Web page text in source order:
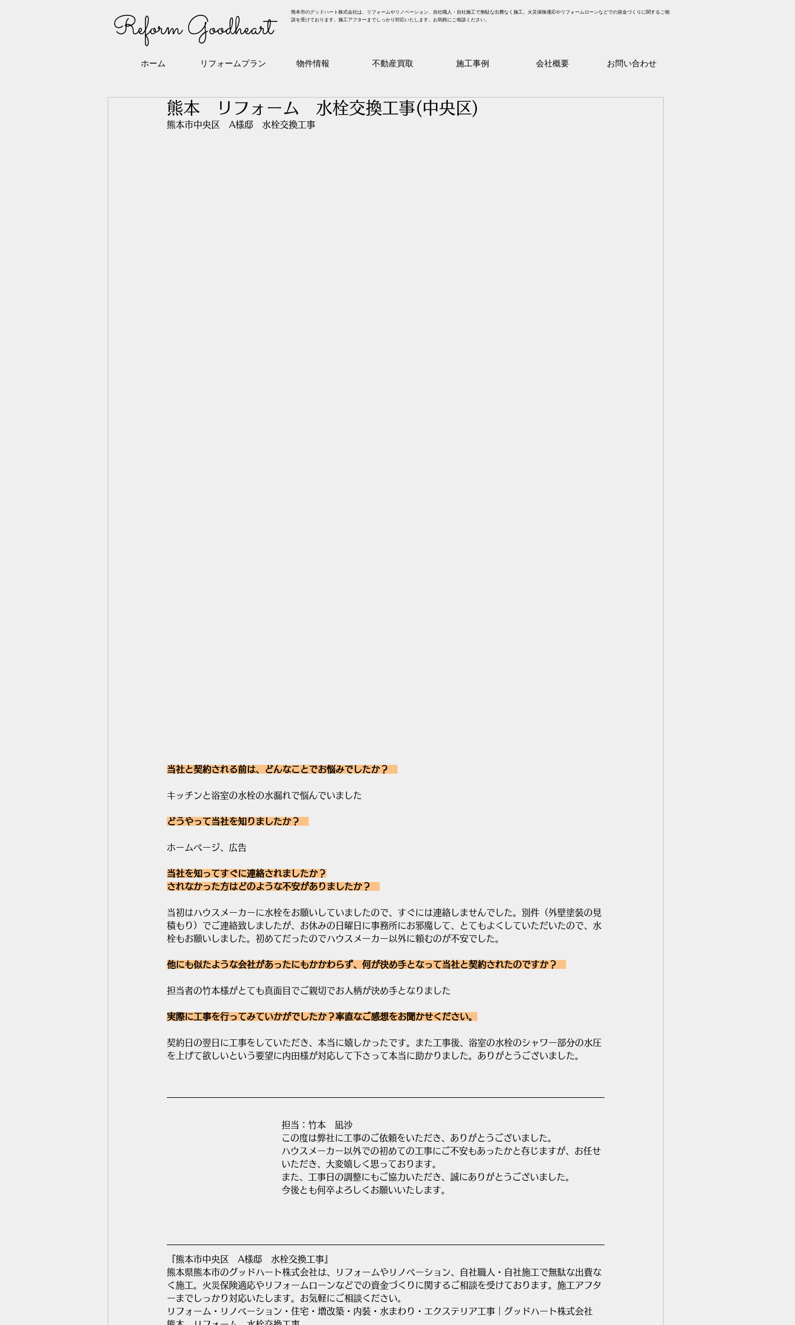
Reform Goodheart
熊本市のグッドハート株式会社は、リフォームやリノベーション、自社職人・自社施工で無駄な出費なく施工。火災保険適応やリフォームローンなどでの資金づくりに関するご相
談を受けております。施工アフターまでしっかり対応いたします。お気軽にご相談ください。
ホーム リフォームプラン 物件情報 不動産買取 施工事例 会社概要 お問い合わせ
熊本 リフォーム 水栓交換工事(中央区)
熊本市中央区　A様邸　水栓交換工事
当社と契約される前は、どんなことでお悩みでしたか？
キッチンと浴室の水栓の水漏れで悩んでいました
どうやって当社を知りましたか？
ホームページ、広告
当社を知ってすぐに連絡されましたか？
されなかった方はどのような不安がありましたか？
当初はハウスメーカーに水栓をお願いしていましたので、すぐには連絡しませんでした。別件（外壁塗装の見
積もり）でご連絡致しましたが、お休みの日曜日に事務所にお邪魔して、とてもよくしていただいたので、水
栓もお願いしました。初めてだったのでハウスメーカー以外に頼むのが不安でした。
他にも似たような会社があったにもかかわらず、何が決め手となって当社と契約されたのですか？
担当者の竹本様がとても真面目でご親切でお人柄が決め手となりました
実際に工事を行ってみていかがでしたか？率直なご感想をお聞かせください。
契約日の翌日に工事をしていただき、本当に嬉しかったです。また工事後、浴室の水栓のシャワー部分の水圧
を上げて欲しいという要望に内田様が対応して下さって本当に助かりました。ありがとうございました。
担当：竹本　凪沙
この度は弊社に工事のご依頼をいただき、ありがとうございました。
ハウスメーカー以外での初めての工事にご不安もあったかと存じますが、お任せ
いただき、大変嬉しく思っております。
また、工事日の調整にもご協力いただき、誠にありがとうございました。
今後とも何卒よろしくお願いいたします。
『熊本市中央区　A様邸　水栓交換工事』
熊本県熊本市のグッドハート株式会社は、リフォームやリノベーション、自社職人・自社施工で無駄な出費な
く施工。火災保険適応やリフォームローンなどでの資金づくりに関するご相談を受けております。施工アフタ
ーまでしっかり対応いたします。お気軽にご相談ください。
リフォーム・リノベーション・住宅・増改築・内装・水まわり・エクステリア工事｜グッドハート株式会社